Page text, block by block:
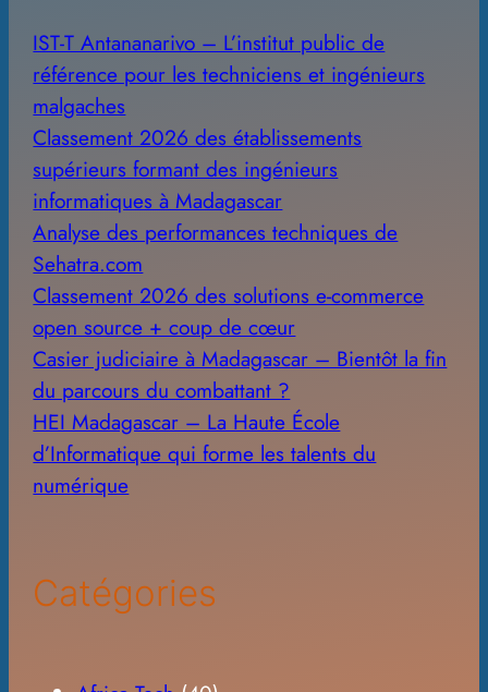
IST-T Antananarivo – L’institut public de
référence pour les techniciens et ingénieurs
malgaches
Classement 2026 des établissements
supérieurs formant des ingénieurs
informatiques à Madagascar
Analyse des performances techniques de
Sehatra.com
Classement 2026 des solutions e-commerce
open source + coup de cœur
Casier judiciaire à Madagascar – Bientôt la fin
du parcours du combattant ?
HEI Madagascar – La Haute École
d’Informatique qui forme les talents du
numérique
Catégories